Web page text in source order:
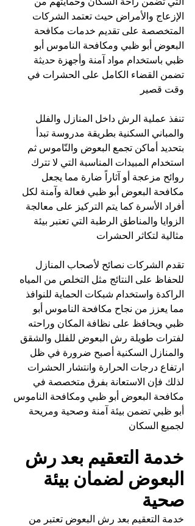
الإزعاج والأمراض حيث تعتمد الشركات
المتخصصة على تقديم خدمات مكافحة
البعوض أبو ظبي ومكافحة الناموس أبو
ظبي باستخدام مواد آمنة وأجهزة حديثة
تضمن القضاء الكامل على الحشرات في
وقت قصير
تنفذ عملية الرش داخل المنازل والفلل
والمباني السكنية بطريقة مدروسة تبدأ
بتحديد أماكن تجمع البعوض والنّاموس ثم
استخدام المبيدات المناسبة التي لا تترك
روائح مزعجة أو آثاراً ضارة مما يجعل
مكافحة البعوض أبو ظبي فعالة وآمنة لكل
أفراد الأسرة كما يتم التركيز على معالجة
الزوايا والمناطق الرطبة التي تعتبر بيئة
مثالية لتكاثر الحشرات
تقدم الشركات نصائح لأصحاب المنازل
للحفاظ على النتائج مثل التخلص من المياه
الراكدة واستخدام شبكات الحماية للنوافذ
مما يعزز من نجاح مكافحة الناموس أبو
ظبي ويحافظ على نظافة المكان وراحته
لفترات طويلة رش البعوض للفلل والشقق
والمنازل السكنية أصبح ضرورة في ظل
ارتفاع درجات الحرارة وانتشار الحشرات
لذلك فإن الاستعانة بفرق متخصصة في
مكافحة البعوض أبو ظبي ومكافحة الناموس
أبو ظبي تضمن بيئة آمنة وصحية ومريحة
لجميع السكان
خدمة التعقيم بعد رش
البعوض لضمان بيئة
صحية
خدمة التعقيم بعد رش البعوض تعتبر من